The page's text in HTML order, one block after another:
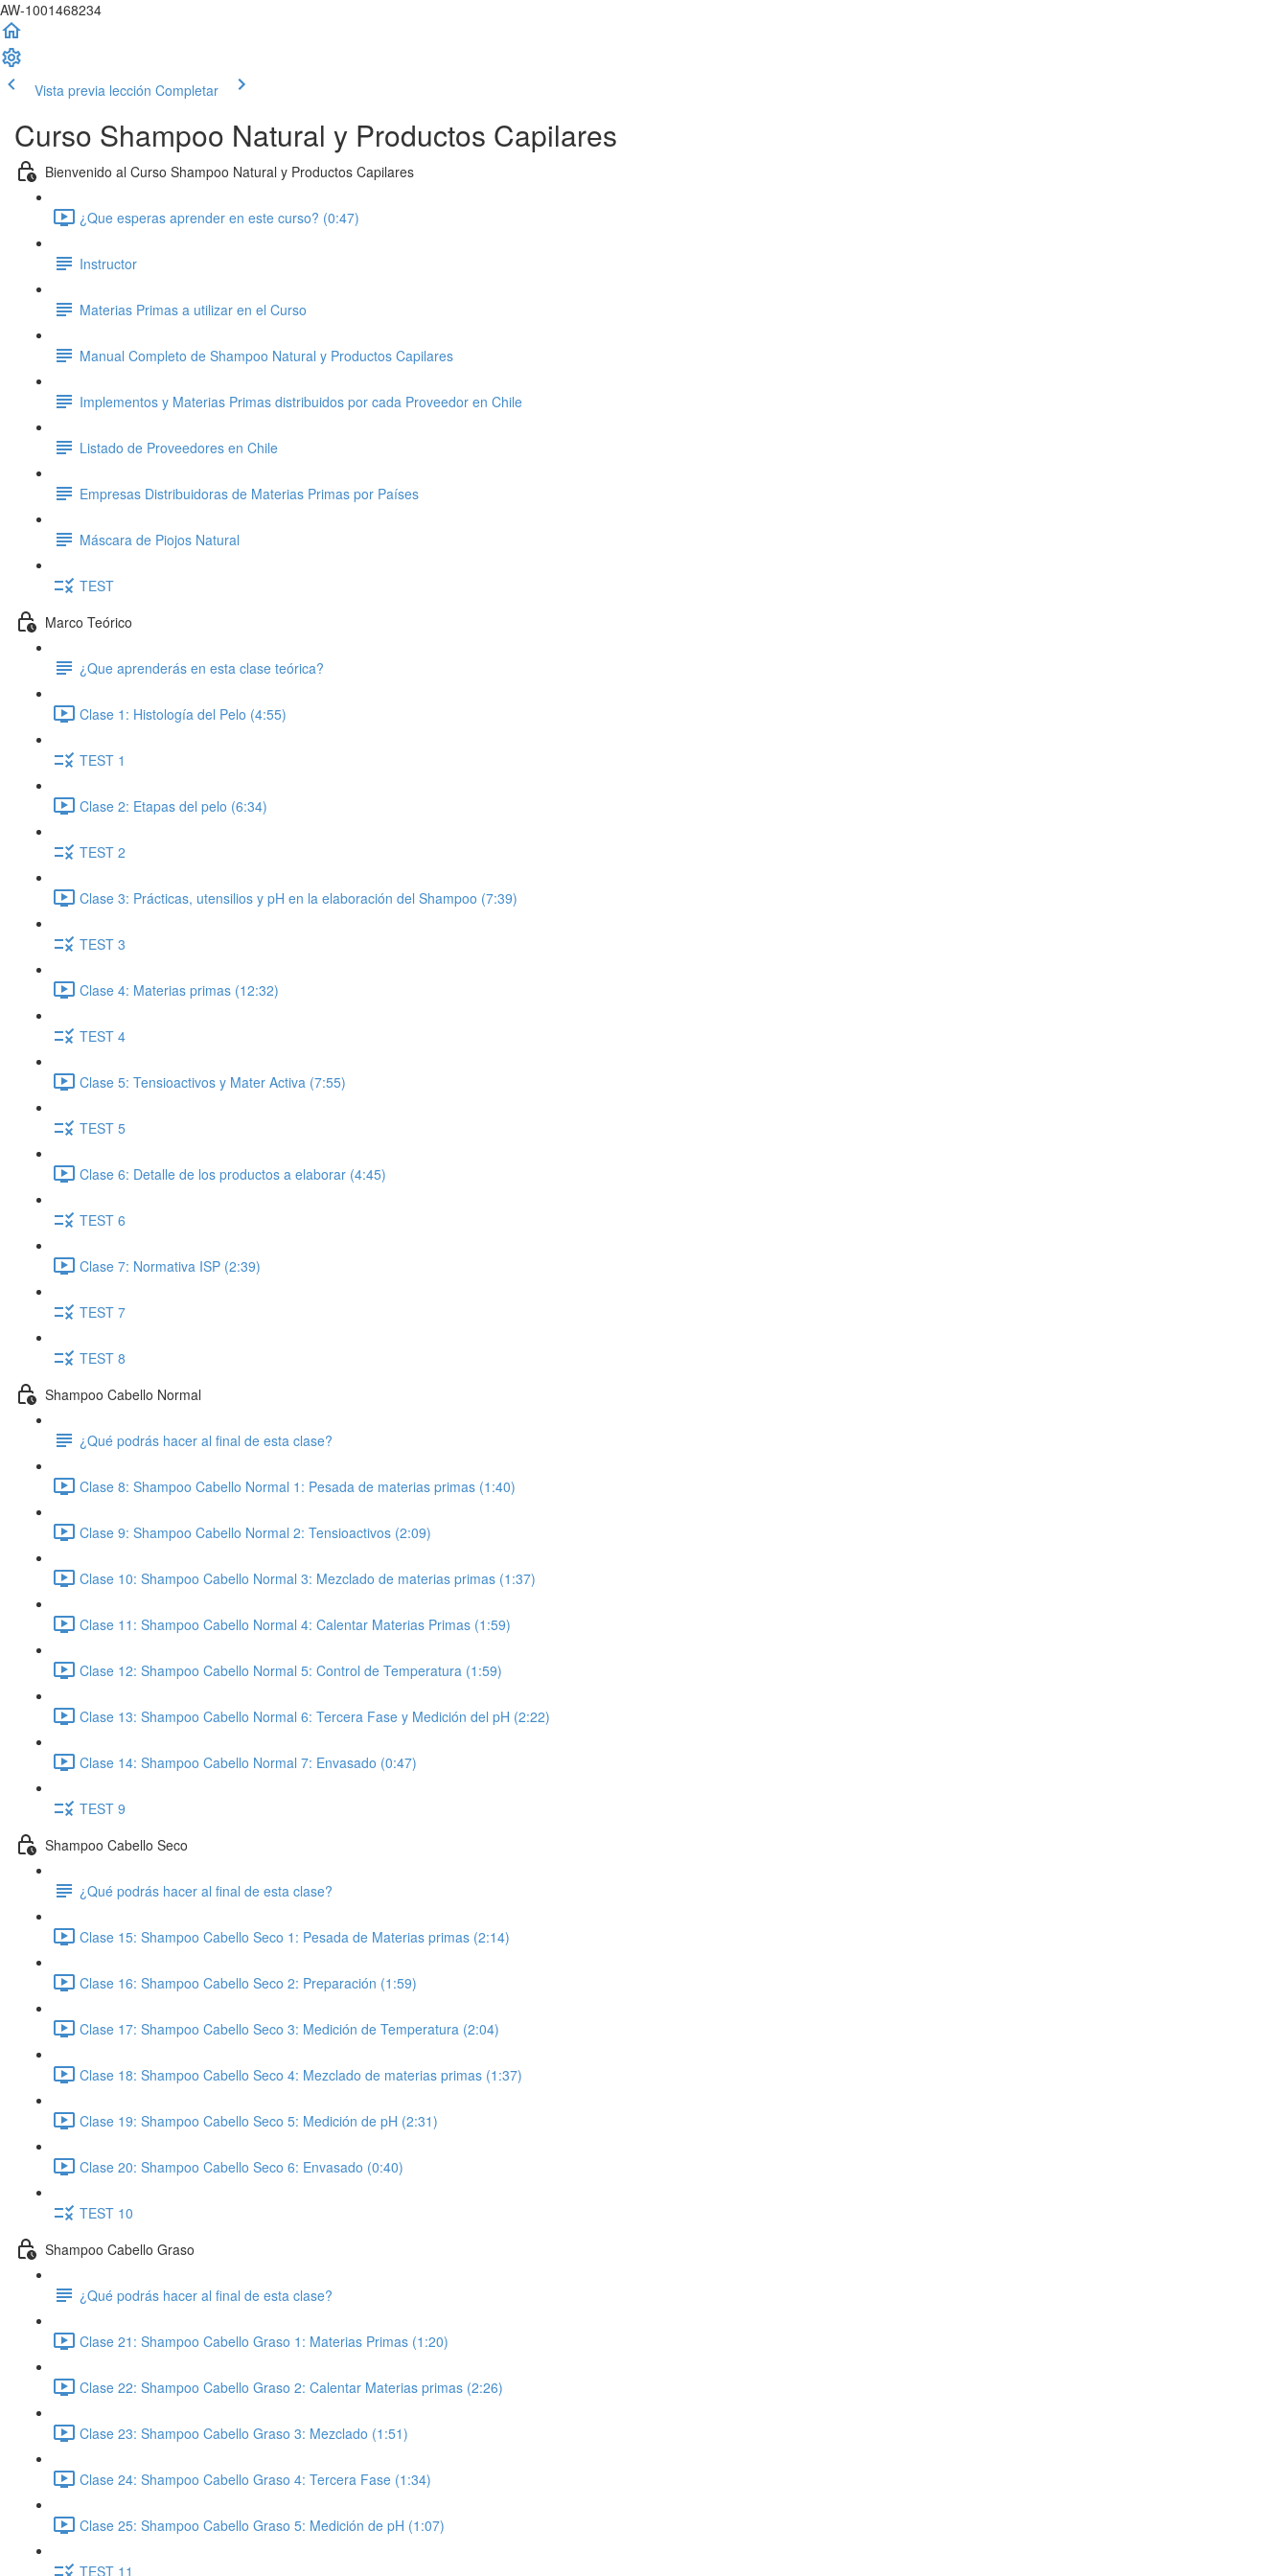
AW-1001468234
Vista previa lección Completar
Curso Shampoo Natural y Productos Capilares
Bienvenido al Curso Shampoo Natural y Productos Capilares
¿Que esperas aprender en este curso? (0:47)
Instructor
Materias Primas a utilizar en el Curso
Manual Completo de Shampoo Natural y Productos Capilares
Implementos y Materias Primas distribuidos por cada Proveedor en Chile
Listado de Proveedores en Chile
Empresas Distribuidoras de Materias Primas por Países
Máscara de Piojos Natural
TEST
Marco Teórico
¿Que aprenderás en esta clase teórica?
Clase 1: Histología del Pelo (4:55)
TEST 1
Clase 2: Etapas del pelo (6:34)
TEST 2
Clase 3: Prácticas, utensilios y pH en la elaboración del Shampoo (7:39)
TEST 3
Clase 4: Materias primas (12:32)
TEST 4
Clase 5: Tensioactivos y Mater Activa (7:55)
TEST 5
Clase 6: Detalle de los productos a elaborar (4:45)
TEST 6
Clase 7: Normativa ISP (2:39)
TEST 7
TEST 8
Shampoo Cabello Normal
¿Qué podrás hacer al final de esta clase?
Clase 8: Shampoo Cabello Normal 1: Pesada de materias primas (1:40)
Clase 9: Shampoo Cabello Normal 2: Tensioactivos (2:09)
Clase 10: Shampoo Cabello Normal 3: Mezclado de materias primas (1:37)
Clase 11: Shampoo Cabello Normal 4: Calentar Materias Primas (1:59)
Clase 12: Shampoo Cabello Normal 5: Control de Temperatura (1:59)
Clase 13: Shampoo Cabello Normal 6: Tercera Fase y Medición del pH (2:22)
Clase 14: Shampoo Cabello Normal 7: Envasado (0:47)
TEST 9
Shampoo Cabello Seco
¿Qué podrás hacer al final de esta clase?
Clase 15: Shampoo Cabello Seco 1: Pesada de Materias primas (2:14)
Clase 16: Shampoo Cabello Seco 2: Preparación (1:59)
Clase 17: Shampoo Cabello Seco 3: Medición de Temperatura (2:04)
Clase 18: Shampoo Cabello Seco 4: Mezclado de materias primas (1:37)
Clase 19: Shampoo Cabello Seco 5: Medición de pH (2:31)
Clase 20: Shampoo Cabello Seco 6: Envasado (0:40)
TEST 10
Shampoo Cabello Graso
¿Qué podrás hacer al final de esta clase?
Clase 21: Shampoo Cabello Graso 1: Materias Primas (1:20)
Clase 22: Shampoo Cabello Graso 2: Calentar Materias primas (2:26)
Clase 23: Shampoo Cabello Graso 3: Mezclado (1:51)
Clase 24: Shampoo Cabello Graso 4: Tercera Fase (1:34)
Clase 25: Shampoo Cabello Graso 5: Medición de pH (1:07)
TEST 11